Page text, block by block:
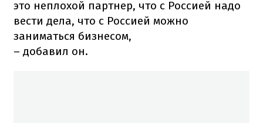
это неплохой партнер, что с Россией надо
вести дела, что с Россией можно
заниматься бизнесом,
– добавил он.